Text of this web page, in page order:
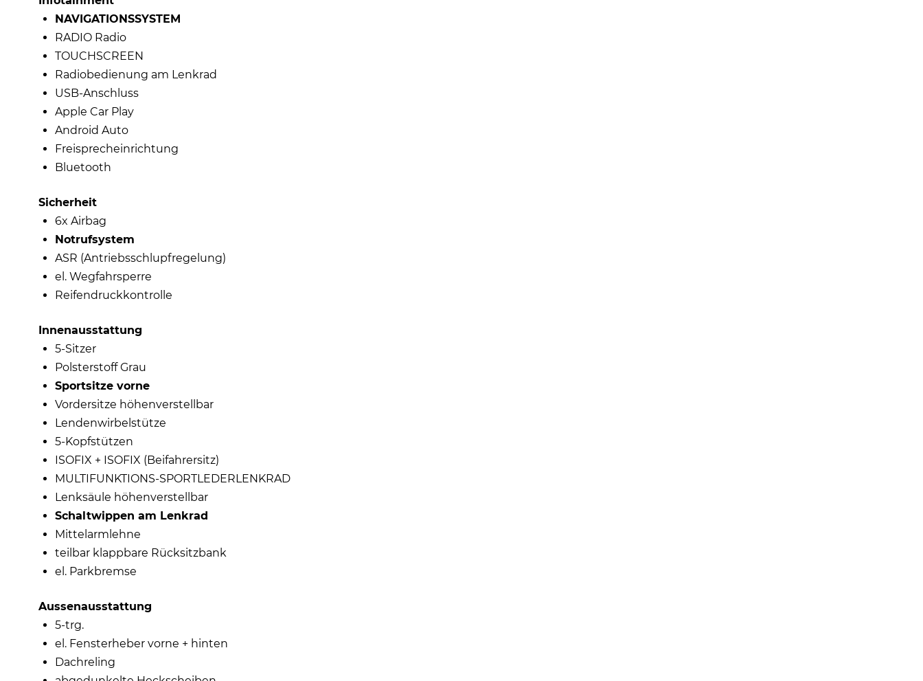
NAVIGATIONSSYSTEM
RADIO Radio
TOUCHSCREEN
Radiobedienung am Lenkrad
USB-Anschluss
Apple Car Play
Android Auto
Freisprecheinrichtung
Bluetooth
Sicherheit
6x Airbag
Notrufsystem
ASR (Antriebsschlupfregelung)
el. Wegfahrsperre
Reifendruckkontrolle
Innenausstattung
5-Sitzer
Polsterstoff Grau
Sportsitze vorne
Vordersitze höhenverstellbar
Lendenwirbelstütze
5-Kopfstützen
ISOFIX + ISOFIX (Beifahrersitz)
MULTIFUNKTIONS-SPORTLEDERLENKRAD
Lenksäule höhenverstellbar
Schaltwippen am Lenkrad
Mittelarmlehne
teilbar klappbare Rücksitzbank
el. Parkbremse
Aussenausstattung
5-trg.
el. Fensterheber vorne + hinten
Dachreling